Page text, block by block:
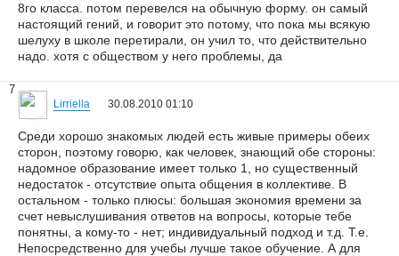
8го класса. потом перевелся на обычную форму. он самый
настоящий гений, и говорит это потому, что пока мы всякую
шелуху в школе перетирали, он учил то, что действительно
надо. хотя с обществом у него проблемы, да
7
Lirriella 30.08.2010 01:10
Среди хорошо знакомых людей есть живые примеры обеих
сторон, поэтому говорю, как человек, знающий обе стороны:
надомное образование имеет только 1, но существенный
недостаток - отсутствие опыта общения в коллективе. В
остальном - только плюсы: большая экономия времени за
счет невыслушивания ответов на вопросы, которые тебе
понятны, а кому-то - нет; индивидуальный подход и т.д. Т.е.
Непосредственно для учебы лучше такое обучение. А для